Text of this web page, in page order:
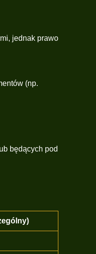
jednak prawo
(np.
będących pod